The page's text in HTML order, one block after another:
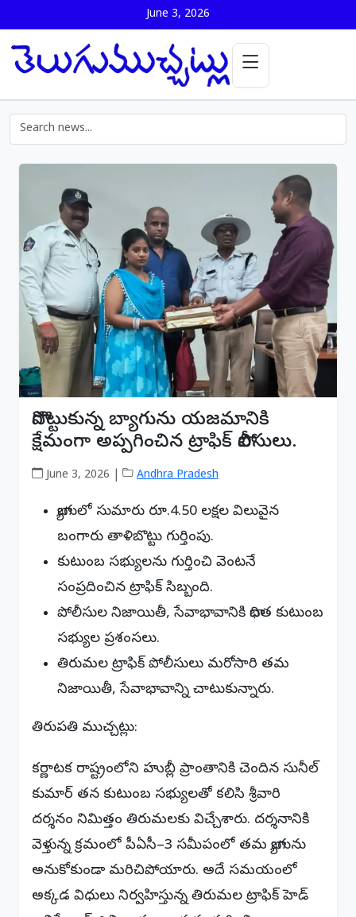
June 3, 2026
పోగొట్టుకున్న బ్యాగును యజమానికి
క్షేమంగా అప్పగించిన ట్రాఫిక్ పోలీసులు.
June 3, 2026 | Andhra Pradesh
బ్యాగులో సుమారు రూ.4.50 లక్షల విలువైన
బంగారు తాళిబొట్టు గుర్తింపు.
కుటుంబ సభ్యులను గుర్తించి వెంటనే
సంప్రదించిన ట్రాఫిక్ సిబ్బంది.
పోలీసుల నిజాయితీ, సేవాభావానికి బాధిత కుటుంబ
సభ్యుల ప్రశంసలు.
తిరుమల ట్రాఫిక్ పోలీసులు మరోసారి తమ
నిజాయితీ, సేవాభావాన్ని చాటుకున్నారు.
తిరుపతి ముచ్చట్లు:
కర్ణాటక రాష్ట్రంలోని హుబ్లీ ప్రాంతానికి చెందిన సునీల్
కుమార్ తన కుటుంబ సభ్యులతో కలిసి శ్రీవారి
దర్శనం నిమిత్తం తిరుమలకు విచ్చేశారు. దర్శనానికి
వెళ్తున్న క్రమంలో పీఏసీ–3 సమీపంలో తమ బ్యాగును
అనుకోకుండా మరిచిపోయారు. అదే సమయంలో
అక్కడ విధులు నిర్వహిస్తున్న తిరుమల ట్రాఫిక్ హెడ్